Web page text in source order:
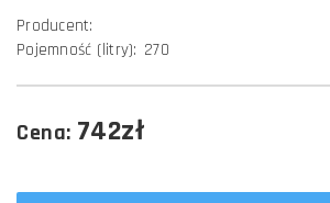
Producent:
Pojemność (litry): 270
Cena: 742zł